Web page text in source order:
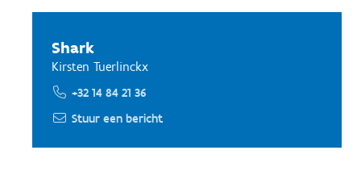
Shark
Kirsten Tuerlinckx
+32 14 84 21 36
Stuur een bericht